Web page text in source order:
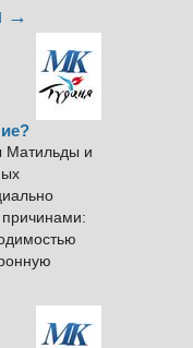
→
Матильды и